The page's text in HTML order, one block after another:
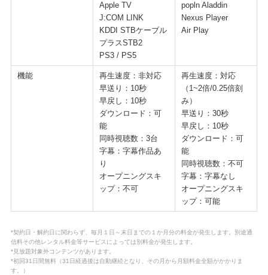
Apple TV
J:COM LINK
KDDI STBケーブル
プラスSTB2
PS3 / PS5
popln Aladdin
Nexus Player
Air Play
機能
再生速度：非対応
早送り：10秒
早戻し：10秒
ダウンロード：可
能
同時視聴数：3台
字幕：字幕作品あ
り
オープニングスキ
ップ：不可
再生速度：対応
（1~2倍/0.25倍刻
み）
早送り：30秒
早戻し：10秒
ダウンロード：可
能
同時視聴数：不可
字幕：字幕なし
オープニングスキ
ップ：可能
*契約日・解約日に関わらず、毎月１日～末日までの１か月分の料金が発生します。別途通
信料その他レンタル料金等サービスによっては別料金が発生します。
*見放題対象外コンテンツがあります。
*初回31日間無料（31日経過後は自動継続となり、その月から月額料金全額がかかりま
す。）